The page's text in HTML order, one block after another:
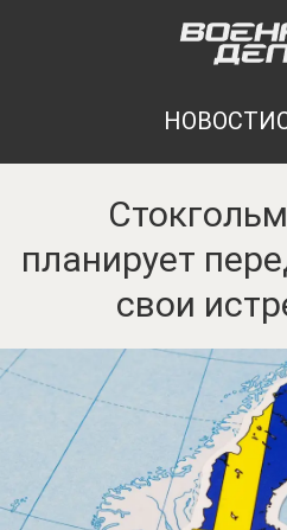
НОВОСТИ
планирует
свои